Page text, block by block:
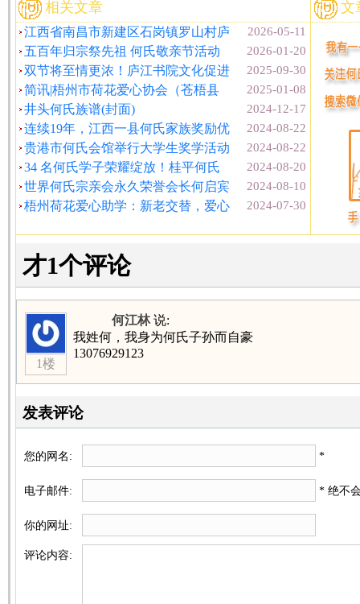
相关文章
2026-05-11
江西省南昌市新建区石岗镇罗山村庐
2026-01-20
五百年归宗祭先祖 何氏敬亲节活动
2025-09-30
双节将至情更浓！庐江书院文化促进
2025-01-08
简讯|梧州市荷花爱心协会（苍梧县
2024-12-17
井头何氏族谱(封面)
2024-08-22
连续19年，江西一县何氏家族奖励优
2024-08-22
贵港市何氏会馆举行大学生奖学活动
2024-08-20
34 名何氏学子荣耀绽放！桂平何氏
2024-08-10
世界何氏宗亲会永久荣誉会长何启宾
2024-07-30
梧州荷花爱心助学：新老交替，爱心
文
才1个评论
1楼
何江林说:
我姓何，我身为何氏子孙而自豪
13076929123
发表评论
您的网名: *
电子邮件: * 绝不
你的网址:
评论内容: